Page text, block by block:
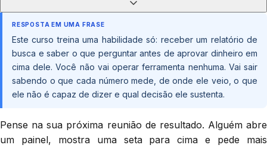
RESPOSTA EM UMA FRASE
Este curso treina uma habilidade só: receber um relatório de
busca e saber o que perguntar antes de aprovar dinheiro em
cima dele. Você não vai operar ferramenta nenhuma. Vai sair
sabendo o que cada número mede, de onde ele veio, o que
ele não é capaz de dizer e qual decisão ele sustenta.
Pense na sua próxima reunião de resultado. Alguém abre
um painel, mostra uma seta para cima e pede mais